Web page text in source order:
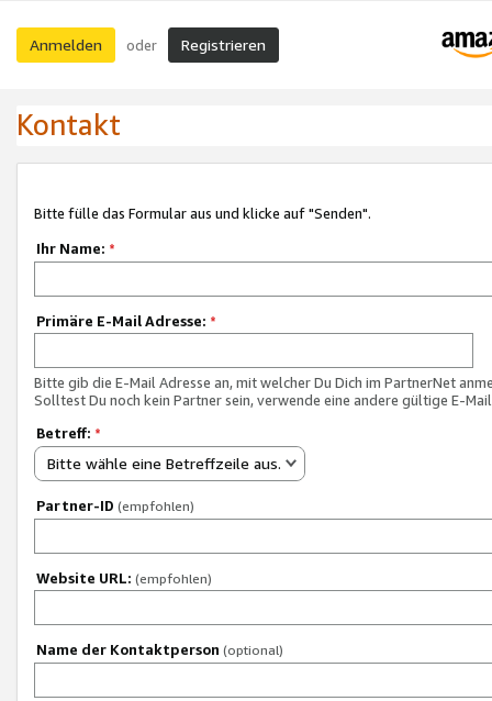
Anmelden oder Registrieren
Kontakt
Bitte fülle das Formular aus und klicke auf "Senden".
Ihr Name: *
Primäre E-Mail Adresse: *
Bitte gib die E-Mail Adresse an, mit welcher Du Dich im PartnerNet
Solltest Du noch kein Partner sein, verwende eine andere gültige E-
Betreff: *
Bitte wähle eine Betreffzeile aus.
Partner-ID (empfohlen)
Website URL: (empfohlen)
Name der Kontaktperson (optional)